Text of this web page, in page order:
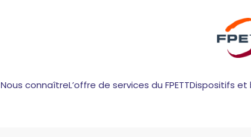
Nous connaîtreL’offre de services du FPETTDispositifs